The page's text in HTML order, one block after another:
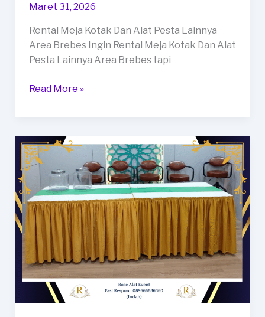
Maret 31, 2026
Rental Meja Kotak Dan Alat Pesta Lainnya
Area Brebes Ingin Rental Meja Kotak Dan Alat
Pesta Lainnya Area Brebes tapi
Rental
Alat
Pesta
Lainnya
Area
Brebes
Read More »